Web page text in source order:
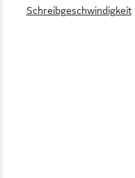
Schreibgeschwindigkeit